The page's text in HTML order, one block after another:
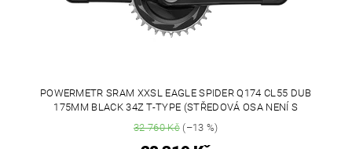
POWERMETR SRAM XXSL EAGLE SPIDER Q174 CL55 DUB
175MM BLACK 34Z T-TYPE (STŘEDOVÁ OSA NENÍ S
32 760 Kč(–13 %)